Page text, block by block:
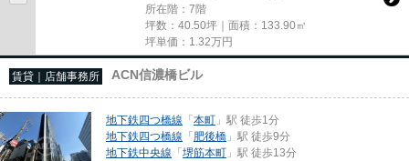
所在階：7階
坪数：40.50坪｜面積：133.90㎡
坪単価： 1.32万円
賃貸｜店舗事務所 ACN信濃橋ビル
地下鉄四つ橋線 「本町 」駅 徒歩1分
地下鉄四つ橋線 「肥後橋 」駅 徒歩9分
地下鉄中央線 「堺筋本町 」駅 徒歩13分